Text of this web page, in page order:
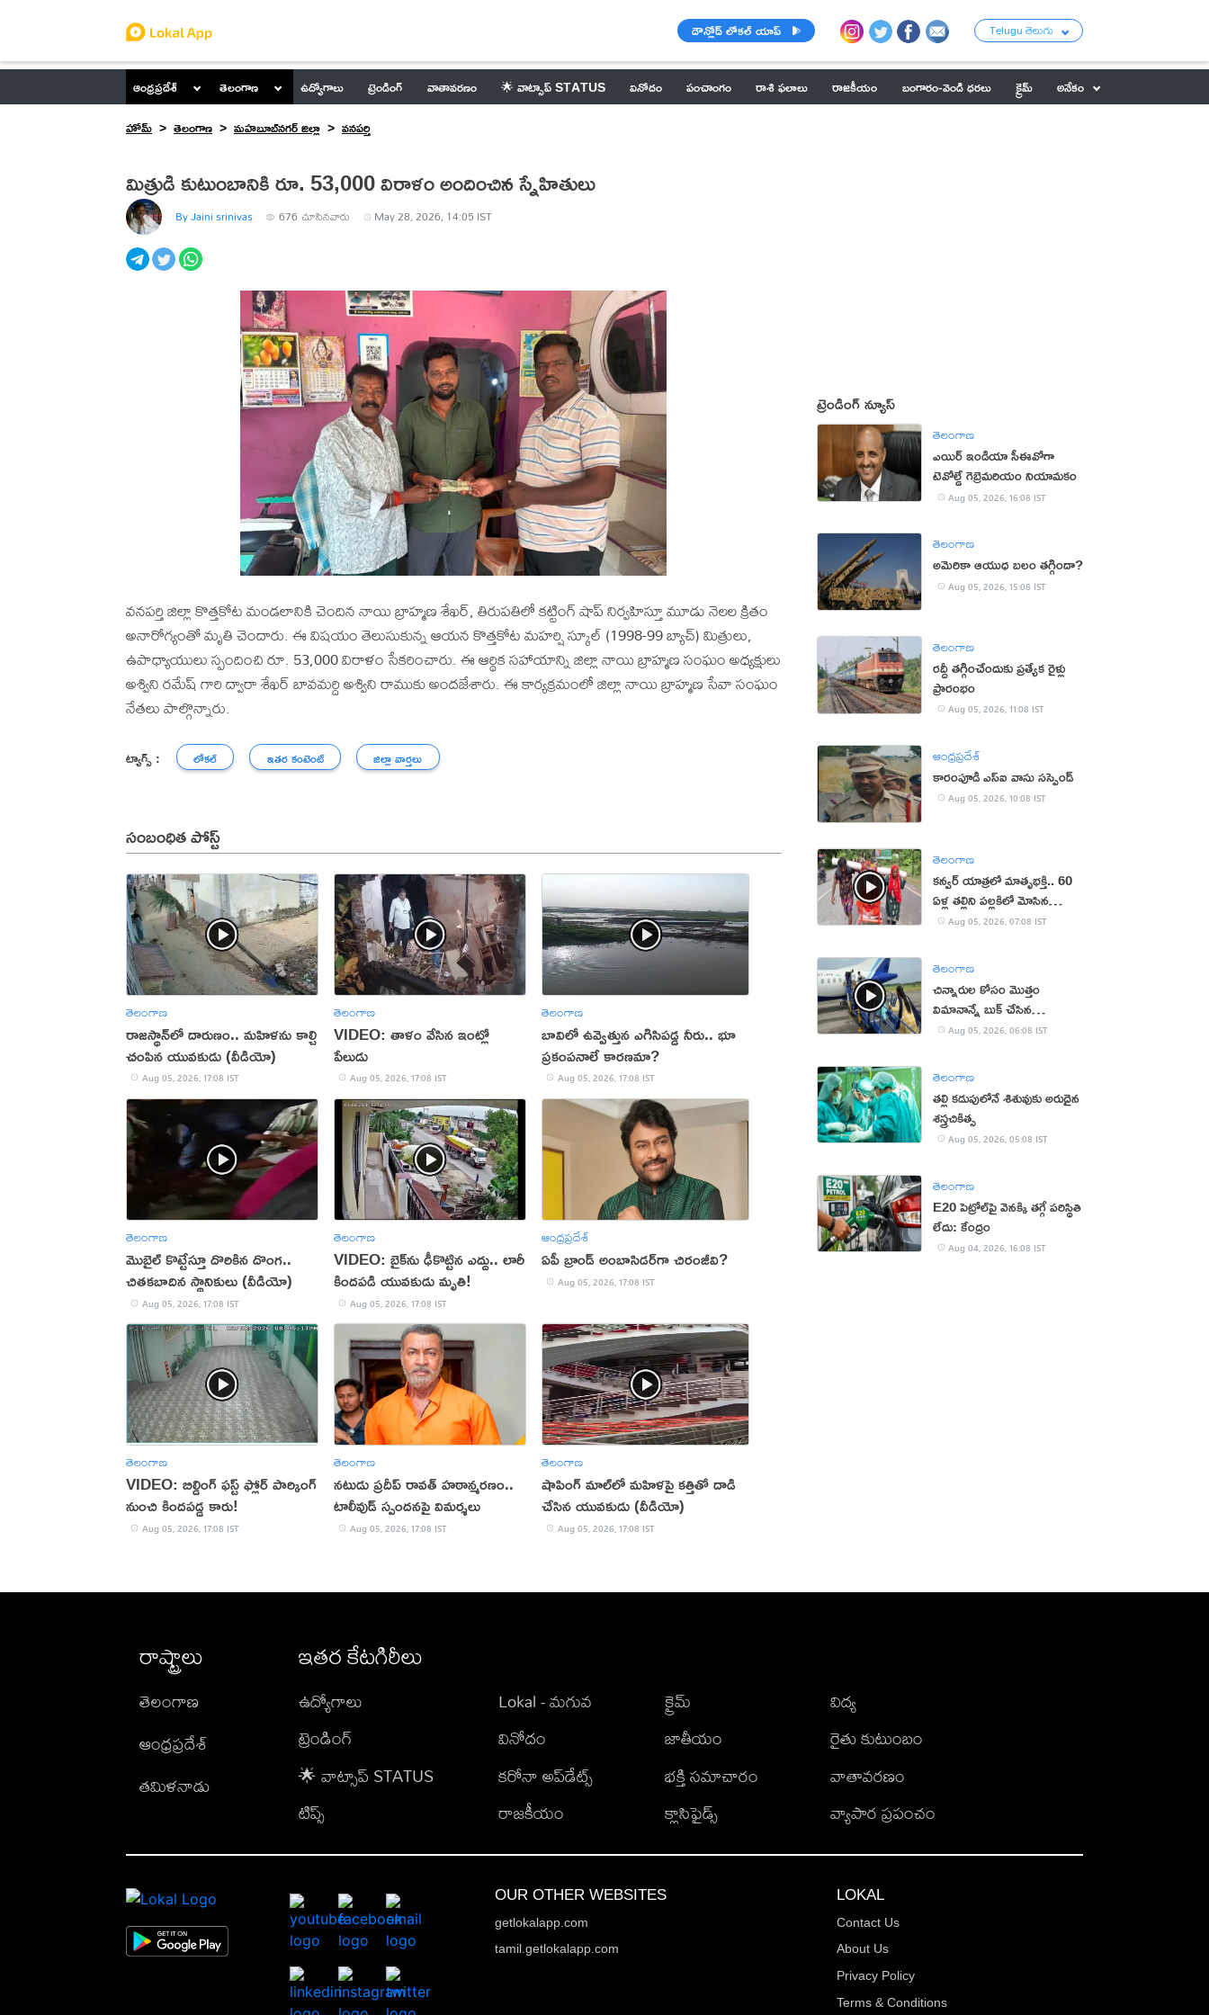
డౌన్లోడ్ లోకల్ యాప్ Telugu తెలుగు
ఆంధ్రప్రదేశ్ తెలంగాణ ఉద్యోగాలు ట్రెండింగ్ వాతావరణం 🌟 వాట్సాప్ STATUS వినోదం పంచాంగం రాశి ఫలాలు రాజకీయం బంగారం-వెండి ధరలు క్రైమ్
అనేకం
హోమ్
తెలంగాణ మహబూబ్‌నగర్ జిల్లా వనపర్తి
మిత్రుడి కుటుంబానికి రూ. 53,000 విరాళం అందించిన స్నేహితులు
By Jaini srinivas 676 చూసినవారు May 28, 2026, 14:05 IST
వనపర్తి జిల్లా కొత్తకోట మండలానికి చెందిన నాయి బ్రాహ్మణ శేఖర్, తిరుపతిలో కట్టింగ్ షాప్ నిర్వహిస్తూ మూడు నెలల క్రితం
అనారోగ్యంతో మృతి చెందారు. ఈ విషయం తెలుసుకున్న ఆయన కొత్తకోట మహర్షి స్కూల్ (1998-99 బ్యాచ్) మిత్రులు,
ఉపాధ్యాయులు స్పందించి రూ. 53,000 విరాళం సేకరించారు. ఈ ఆర్థిక సహాయాన్ని జిల్లా నాయి బ్రాహ్మణ సంఘం అధ్యక్షులు
అశ్విని రమేష్ గారి ద్వారా శేఖర్ బావమర్ది అశ్విని రాముకు అందజేశారు. ఈ కార్యక్రమంలో జిల్లా నాయి బ్రాహ్మణ సేవా సంఘం
నేతలు పాల్గొన్నారు.
ట్యాగ్స్ : లోకల్ ఇతర కంటెంట్ జిల్లా వార్తలు
సంబంధిత పోస్ట్
తెలంగాణ
రాజస్థాన్‌లో దారుణం.. మహిళను కాల్చి
చంపిన యువకుడు (వీడియో)
Aug 05, 2026, 17:08 IST
తెలంగాణ
VIDEO: తాళం వేసిన ఇంట్లో
పేలుడు
Aug 05, 2026, 17:08 IST
తెలంగాణ
బావిలో ఉవ్వెత్తున ఎగిసిపడ్డ నీరు.. భూ
ప్రకంపనాలే కారణమా?
Aug 05, 2026, 17:08 IST
తెలంగాణ
మొబైల్ కొట్టేస్తూ దొరికిన దొంగ..
చితకబాదిన స్థానికులు (వీడియో)
Aug 05, 2026, 17:08 IST
తెలంగాణ
VIDEO: బైక్‌ను ఢీకొట్టిన ఎద్దు.. లారీ
కిందపడి యువకుడు మృతి!
Aug 05, 2026, 17:08 IST
ఆంధ్రప్రదేశ్
ఏపీ బ్రాండ్ అంబాసిడర్‌గా చిరంజీవి?
Aug 05, 2026, 17:08 IST
తెలంగాణ
VIDEO: బిల్డింగ్ ఫస్ట్ ఫ్లోర్ పార్కింగ్
నుంచి కిందపడ్డ కారు!
Aug 05, 2026, 17:08 IST
తెలంగాణ
నటుడు ప్రదీప్ రావత్ హఠాన్మరణం..
టాలీవుడ్ స్పందనపై విమర్శలు
Aug 05, 2026, 17:08 IST
తెలంగాణ
షాపింగ్ మాల్‌లో మహిళపై కత్తితో దాడి
చేసిన యువకుడు (వీడియో)
Aug 05, 2026, 17:08 IST
ట్రెండింగ్ న్యూస్
తెలంగాణ
ఎయిర్ ఇండియా సీఈవోగా
టెవోల్డే గెబ్రెమరియం నియామకం
Aug 05, 2026, 16:08 IST
తెలంగాణ
అమెరికా ఆయుధ బలం తగ్గిందా?
Aug 05, 2026, 15:08 IST
తెలంగాణ
రద్దీ తగ్గించేందుకు ప్రత్యేక రైళ్లు
ప్రారంభం
Aug 05, 2026, 11:08 IST
ఆంధ్రప్రదేశ్
కారంపూడి ఎస్ఐ వాసు స‌స్పెండ్‌
Aug 05, 2026, 10:08 IST
తెలంగాణ
కన్వర్ యాత్రలో మాతృభక్తి.. 60
ఏళ్ల తల్లిని పల్లకిలో మోసిన
కొడుకు, కోడలు!
Aug 05, 2026, 07:08 IST
తెలంగాణ
చిన్నారుల కోసం మొత్తం
విమానాన్నే బుక్ చేసిన
యూట్యూబర్
Aug 05, 2026, 06:08 IST
తెలంగాణ
తల్లి కడుపులోనే శిశువుకు అరుదైన
శస్త్రచికిత్స
Aug 05, 2026, 05:08 IST
తెలంగాణ
E20 పెట్రోల్‌పై వెనక్కి తగ్గే పరిస్థితి
లేదు: కేంద్రం
Aug 04, 2026, 16:08 IST
రాష్ట్రాలు
తెలంగాణ
ఆంధ్రప్రదేశ్
తమిళనాడు
ఇతర కేటగిరీలు
ఉద్యోగాలు
ట్రెండింగ్
🌟 వాట్సాప్ STATUS
టిప్స్
Lokal - మగువ
వినోదం
కరోనా అప్‌డేట్స్
రాజకీయం
క్రైమ్
జాతీయం
భక్తి సమాచారం
క్లాసిఫైడ్స్
విద్య
రైతు కుటుంబం
వాతావరణం
వ్యాపార ప్రపంచం
OUR OTHER WEBSITES
getlokalapp.com
tamil.getlokalapp.com
LOKAL
Contact Us
About Us
Privacy Policy
Terms & Conditions